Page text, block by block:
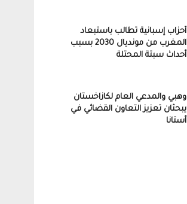
أحزاب إسبانية تطالب باستبعاد
المغرب من مونديال 2030 بسبب
أحداث سبتة المحتلة
وهبي والمدعي العام لكازاخستان
يبحثان تعزيز التعاون القضائي في
أستانا